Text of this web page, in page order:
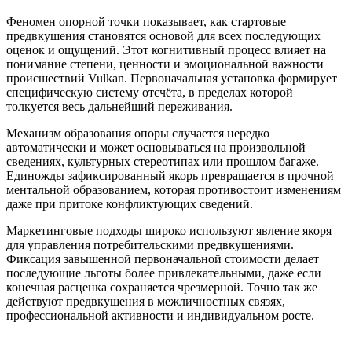
Феномен опорной точки показывает, как стартовые
предвкушения становятся основой для всех последующих
оценок и ощущений. Этот когнитивный процесс влияет на
понимание степени, ценности и эмоциональной важности
происшествий Vulkan. Первоначальная установка формирует
специфическую систему отсчёта, в пределах которой
толкуется весь дальнейший переживания.
Механизм образования опоры случается нередко
автоматически и может основываться на произвольной
сведениях, культурных стереотипах или прошлом багаже.
Единожды зафиксированный якорь превращается в прочной
ментальной образованием, которая противостоит изменениям
даже при притоке конфликтующих сведений.
Маркетинговые подходы широко используют явление якоря
для управления потребительскими предвкушениями.
Фиксация завышенной первоначальной стоимости делает
последующие льготы более привлекательными, даже если
конечная расценка сохраняется чрезмерной. Точно так же
действуют предвкушения в межличностных связях,
профессиональной активности и индивидуальном росте.